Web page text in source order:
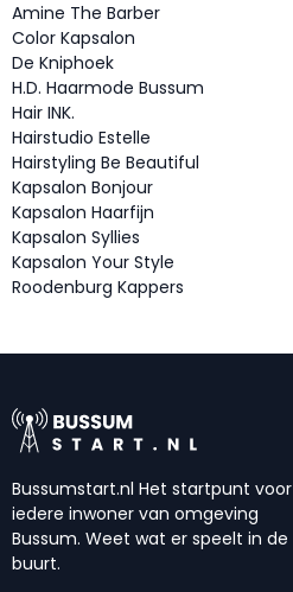
Amine The Barber
Color Kapsalon
De Kniphoek
H.D. Haarmode Bussum
Hair INK.
Hairstudio Estelle
Hairstyling Be Beautiful
Kapsalon Bonjour
Kapsalon Haarfijn
Kapsalon Syllies
Kapsalon Your Style
Roodenburg Kappers
Bussumstart.nl Het startpunt voor
iedere inwoner van omgeving
Bussum. Weet wat er speelt in de
buurt.